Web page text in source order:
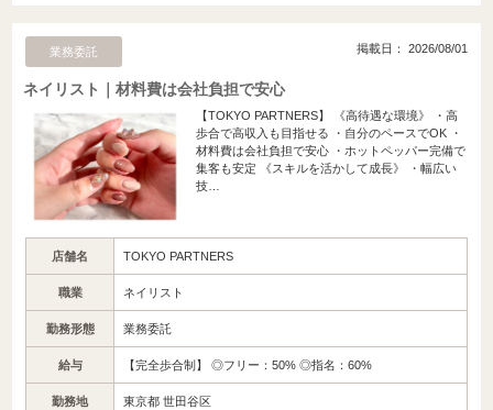
業務委託 掲載日： 2026/08/01
ネイリスト｜材料費は会社負担で安心
【TOKYO PARTNERS】 《高待遇な環境》 ・高
歩合で高収入も目指せる ・自分のペースでOK ・
材料費は会社負担で安心 ・ホットペッパー完備で
集客も安定 《スキルを活かして成長》 ・幅広い
技…
店舗名 TOKYO PARTNERS
職業 ネイリスト
勤務形態 業務委託
給与 【完全歩合制】 ◎フリー：50% ◎指名：60%
勤務地 東京都 世田谷区